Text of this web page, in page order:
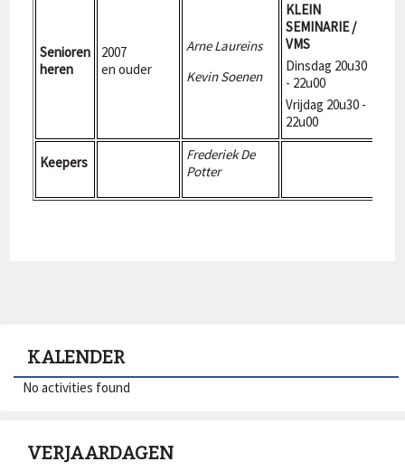
Senioren
heren
2007
en ouder
Arne Laureins
Kevin Soenen
KLEIN
SEMINARIE /
VMS
Dinsdag 20u30
- 22u00
Vrijdag 20u30 -
22u00
Keepers
Frederiek De
Potter
KALENDER
No activities found
VERJAARDAGEN